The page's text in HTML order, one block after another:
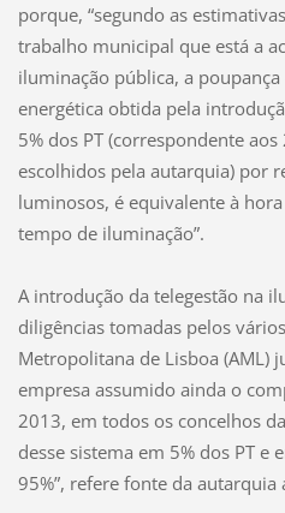
porque, “segundo as
trabalho municipal que está a
iluminação pública, a
energética obtida pela
5% dos PT (correspondente
escolhidos pela autarquia) por
luminosos, é equivalente à
tempo de iluminação”.
A introdução da telegestão na
diligências tomadas pelos
Metropolitana de Lisboa (AML)
empresa assumido ainda o
2013, em todos os concelhos
desse sistema em 5% dos PT
95%”, refere fonte da autarquia